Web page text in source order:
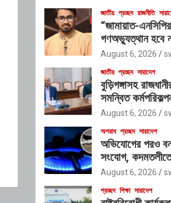
জাতীয় প্রচ্ছদ রাজনীতি
“জামায়াত-
গণঅভ্যুত্থান হবে
যোগ্যতাও তাদের
August 6, 2026
জাতীয় প্রচ্ছদ সারাদেশ
বুড়িগঙ্গাসহ
সমন্বিত
গঠিত হচ্ছে
August 6, 2026
অপরাধ প্রচ্ছদ সারাদেশ
অভিযোগের পরও
সংযোগ,
প্রশ্ন
August 6, 2026
প্রচ্ছদ শিক্ষা সারাদেশ